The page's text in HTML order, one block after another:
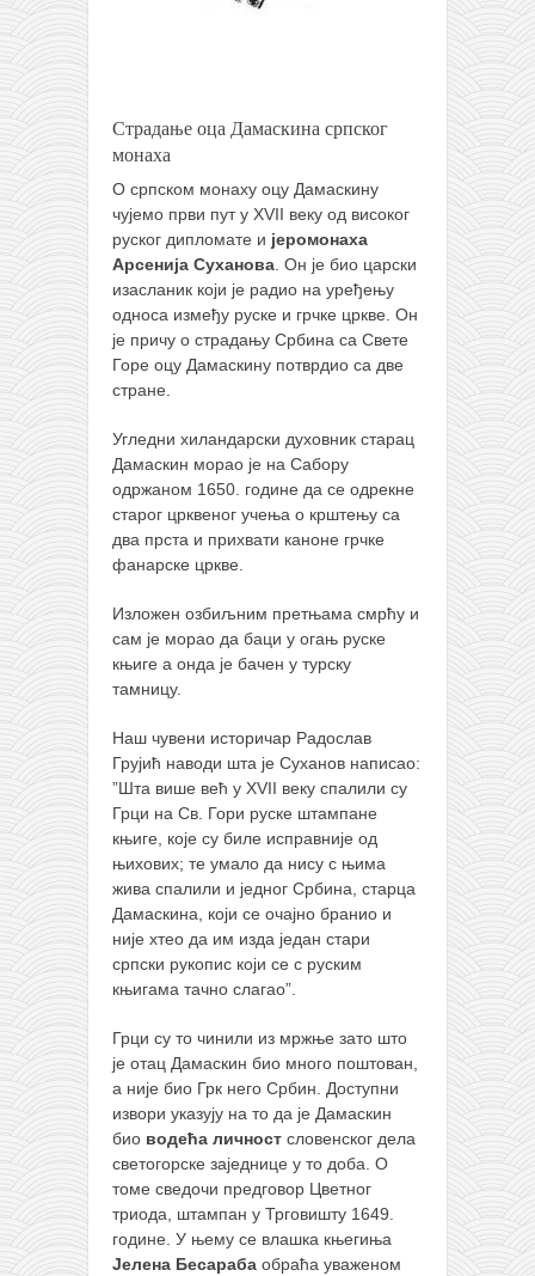
Страдање оца Дамаскина српског
монаха
О српском монаху оцу Дамаскину
чујемо први пут у XVII веку од високог
руског дипломате и јеромонаха
Арсенија Суханова. Он је био царски
изасланик који је радио на уређењу
односа између руске и грчке цркве. Он
је причу о страдању Србина са Свете
Горе оцу Дамаскину потврдио са две
стране.
Угледни хиландарски духовник старац
Дамаскин морао је на Сабору
одржаном 1650. године да се одрекне
старог црквеног учења о крштењу са
два прста и прихвати каноне грчке
фанарске цркве.
Изложен озбиљним претњама смрћу и
сам је морао да баци у огањ руске
књиге а онда је бачен у турску
тамницу.
Наш чувени историчар Радослав
Грујић наводи шта је Суханов написао:
”Шта више већ у XVII веку спалили су
Грци на Св. Гори руске штампане
књиге, које су биле исправније од
њихових; те умало да нису с њима
жива спалили и једног Србина, старца
Дамаскина, који се очајно бранио и
није хтео да им изда један стари
српски рукопис који се с руским
књигама тачно слагао”.
Грци су то чинили из мржње зато што
је отац Дамаскин био много поштован,
а није био Грк него Србин. Доступни
извори указују на то да је Дамаскин
био водећа личност словенског дела
светогорске заједнице у то доба. О
томе сведочи предговор Цветног
триода, штампан у Трговишту 1649.
године. У њему се влашка књегиња
Јелена Бесараба обраћа уваженом